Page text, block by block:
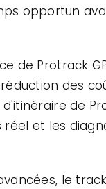
opportun
de Protrack
des
de
et les
le